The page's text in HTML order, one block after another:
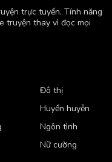
trực tuyến. Tính năng
truyện thay vì đọc mọi
Đô thị
Huyền huyễn
Ngôn tình
Nữ cường